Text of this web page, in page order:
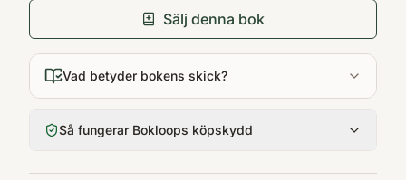
Sälj denna bok
Vad betyder bokens skick?
Så fungerar Bokloops köpskydd